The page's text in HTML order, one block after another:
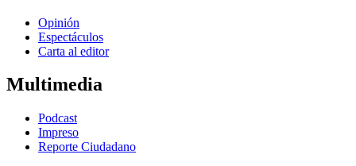
Opinión
Espectáculos
Carta al editor
Multimedia
Podcast
Impreso
Reporte Ciudadano